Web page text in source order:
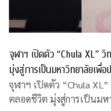
จุฬาฯ เปิดตัว “Chula XL”
มุ่งสู่การเป็นมหาวิทยาลัยเพื่อ
จุฬาฯ เปิดตัว “Chula
ตลอดชีวิต มุ่งสู่การเป็นม